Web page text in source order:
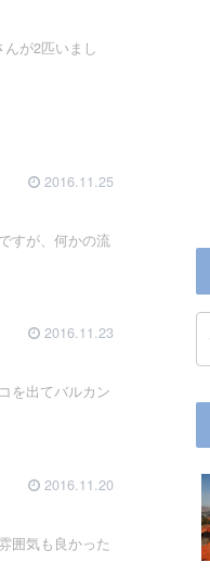
が2匹いまし
2016.11.25
すが、何かの流
2016.11.23
を出てバルカン
2016.11.20
囲気も良かった